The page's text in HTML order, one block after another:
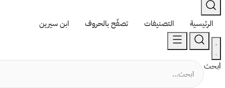
الرئيسية التصنيفات تصفّح بالحروف ابن سيرين
ابحث